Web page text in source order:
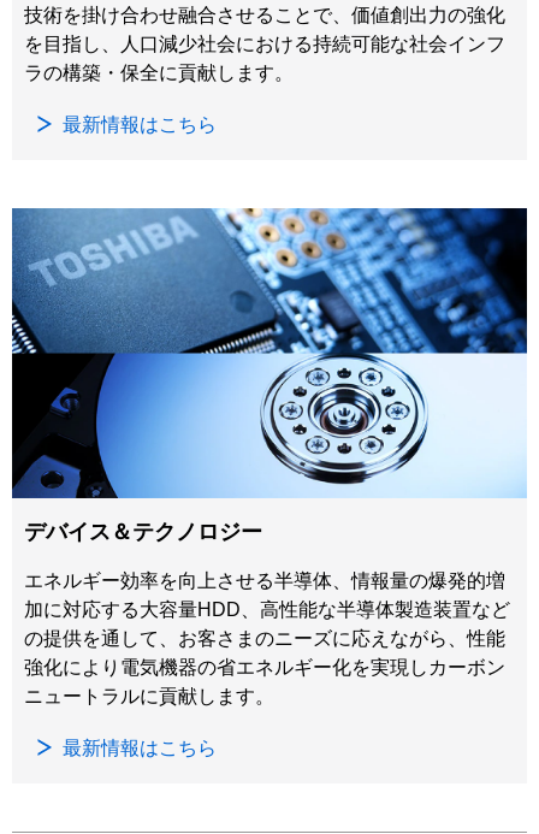
技術を掛け合わせ融合させることで、価値創出力の強化
を目指し、人口減少社会における持続可能な社会インフ
ラの構築・保全に貢献します。
最新情報はこちら
デバイス＆テクノロジー
エネルギー効率を向上させる半導体、情報量の爆発的増
加に対応する大容量HDD、高性能な半導体製造装置など
の提供を通して、お客さまのニーズに応えながら、性能
強化により電気機器の省エネルギー化を実現しカーボン
ニュートラルに貢献します。
最新情報はこちら